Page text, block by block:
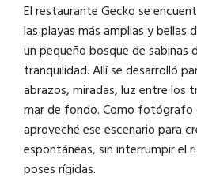
El restaurante Gecko se
las playas más amplias y bellas
un pequeño bosque de sabinas
tranquilidad. Allí se desarrolló
abrazos, miradas, luz entre los
mar de fondo. Como fotógrafo
aproveché ese escenario para
espontáneas, sin interrumpir el
poses rígidas.